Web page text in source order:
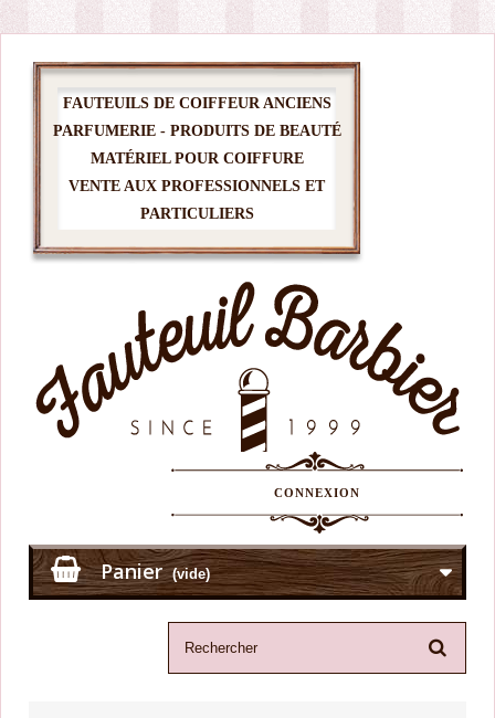
FAUTEUILS DE COIFFEUR ANCIENS
PARFUMERIE - PRODUITS DE BEAUTÉ
MATÉRIEL POUR COIFFURE
VENTE AUX PROFESSIONNELS ET
PARTICULIERS
CONNEXION
Panier (vide)